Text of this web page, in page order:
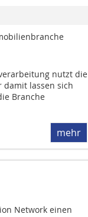
nutzt die
lassen sich
Branche
mehr
Network einen